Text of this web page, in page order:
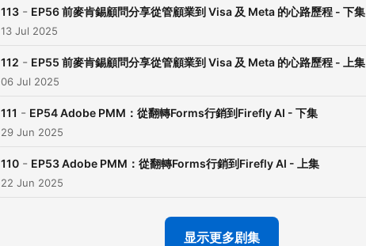
113 - EP56 前麥肯錫顧問分享從管顧業到 Visa 及 Meta 的心路歷程 - 下集
13 Jul 2025
112 - EP55 前麥肯錫顧問分享從管顧業到 Visa 及 Meta 的心路歷程 - 上集
06 Jul 2025
111 - EP54 Adobe PMM：從翻轉Forms行銷到Firefly AI - 下集
29 Jun 2025
110 - EP53 Adobe PMM：從翻轉Forms行銷到Firefly AI - 上集
22 Jun 2025
显示更多剧集